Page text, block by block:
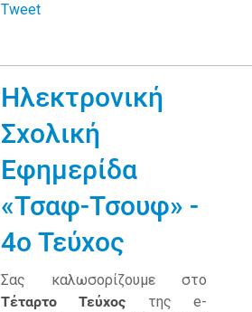
Tweet
Ηλεκτρονική
Σχολική
Εφημερίδα
«Τσαφ-Τσουφ» -
4ο Τεύχος
Σας καλωσορίζουμε στο
Τέταρτο Τεύχος της e-